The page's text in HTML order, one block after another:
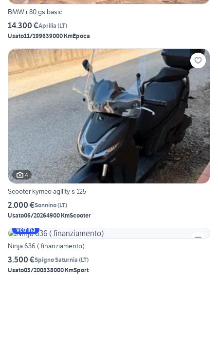
BMW r 80 gs basic
14.300 €Aprilia (LT)
Usato11/199639000 KmEpoca
4
Scooter kymco agility s 125
2.000 €Sonnino(LT)
Usato06/20264900 KmScooter
Vetrina
Ninja 636 ( finanziamento)
3.500 €Spigno Saturnia (LT)
Usato03/200538000 KmSport